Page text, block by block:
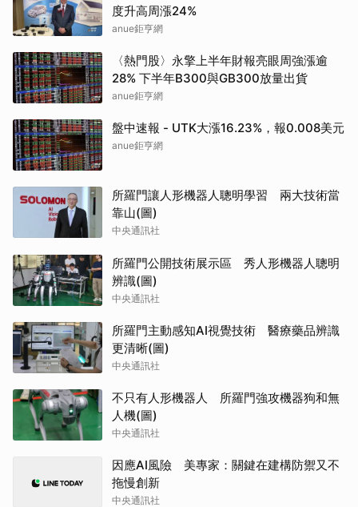
度升高周漲24%
anue鉅亨網
〈熱門股〉永擎上半年財報亮眼周強漲逾
28% 下半年B300與GB300放量出貨
anue鉅亨網
盤中速報 - UTK大漲16.23%，報0.008美元
anue鉅亨網
所羅門讓人形機器人聰明學習 兩大技術當
靠山(圖)
中央通訊社
所羅門公開技術展示區 秀人形機器人聰明
辨識(圖)
中央通訊社
所羅門主動感知AI視覺技術 醫療藥品辨識
更清晰(圖)
中央通訊社
不只有人形機器人 所羅門強攻機器狗和無
人機(圖)
中央通訊社
因應AI風險 美專家：關鍵在建構防禦又不
拖慢創新
中央通訊社